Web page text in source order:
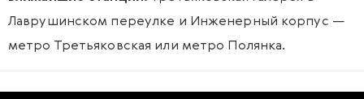
Лаврушинском переулке и Инженерный корпус —
метро Третьяковская или метро Полянка.